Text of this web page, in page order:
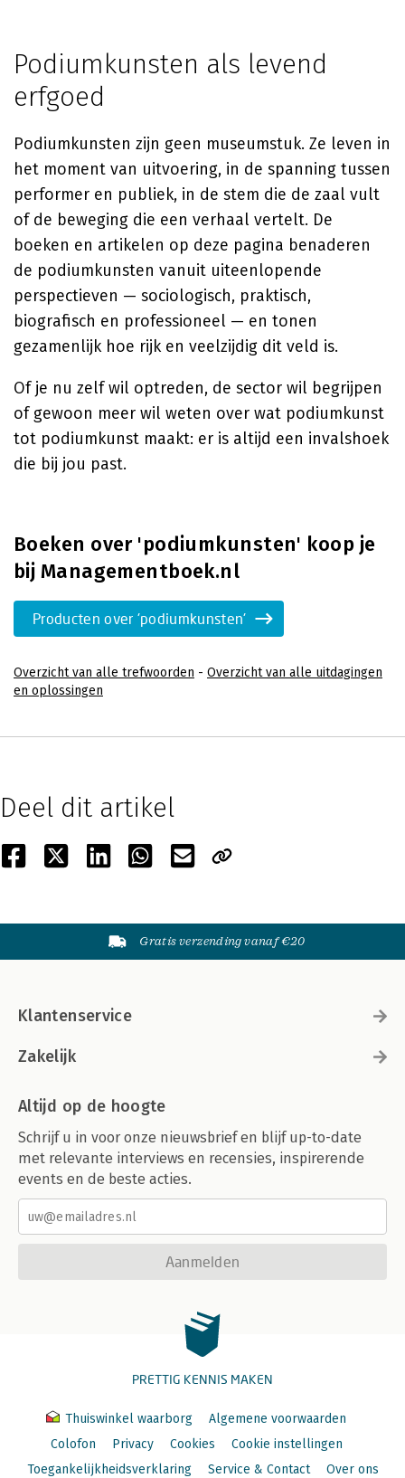
Podiumkunsten als levend
erfgoed
Podiumkunsten zijn geen museumstuk. Ze leven in
het moment van uitvoering, in de spanning tussen
performer en publiek, in de stem die de zaal vult
of de beweging die een verhaal vertelt. De
boeken en artikelen op deze pagina benaderen
de podiumkunsten vanuit uiteenlopende
perspectieven — sociologisch, praktisch,
biografisch en professioneel — en tonen
gezamenlijk hoe rijk en veelzijdig dit veld is.
Of je nu zelf wil optreden, de sector wil begrijpen
of gewoon meer wil weten over wat podiumkunst
tot podiumkunst maakt: er is altijd een invalshoek
die bij jou past.
Boeken over 'podiumkunsten' koop je
bij Managementboek.nl
Producten over 'podiumkunsten'
Overzicht van alle trefwoorden - Overzicht van alle uitdagingen
en oplossingen
Deel dit artikel
Gratis verzending vanaf €20
Klantenservice
Zakelijk
Altijd op de hoogte
Schrijf u in voor onze nieuwsbrief en blijf up-to-date
met relevante interviews en recensies, inspirerende
events en de beste acties.
Aanmelden
PRETTIG KENNIS MAKEN
Thuiswinkel waarborg
Algemene voorwaarden
Colofon
Privacy Cookies
Cookie instellingen
Toegankelijkheidsverklaring
Service & Contact Over ons